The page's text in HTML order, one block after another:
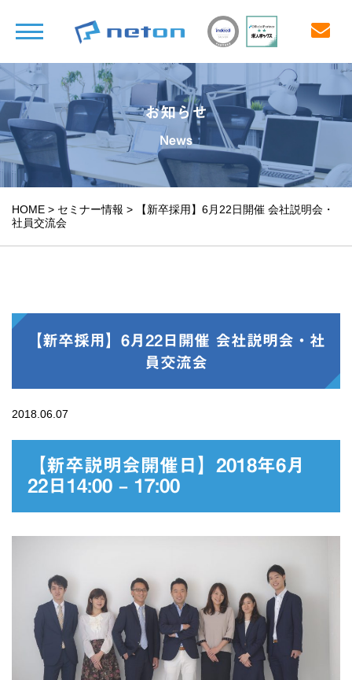
お知らせ
News
HOME > セミナー情報 >
【新卒採用】6月22日開催 会社説明会・
社員交流会
【新卒採用】6月22日開催 会社説明会・社
員交流会
2018.06.07
【新卒説明会開催日】2018年6月
22日14:00 – 17:00